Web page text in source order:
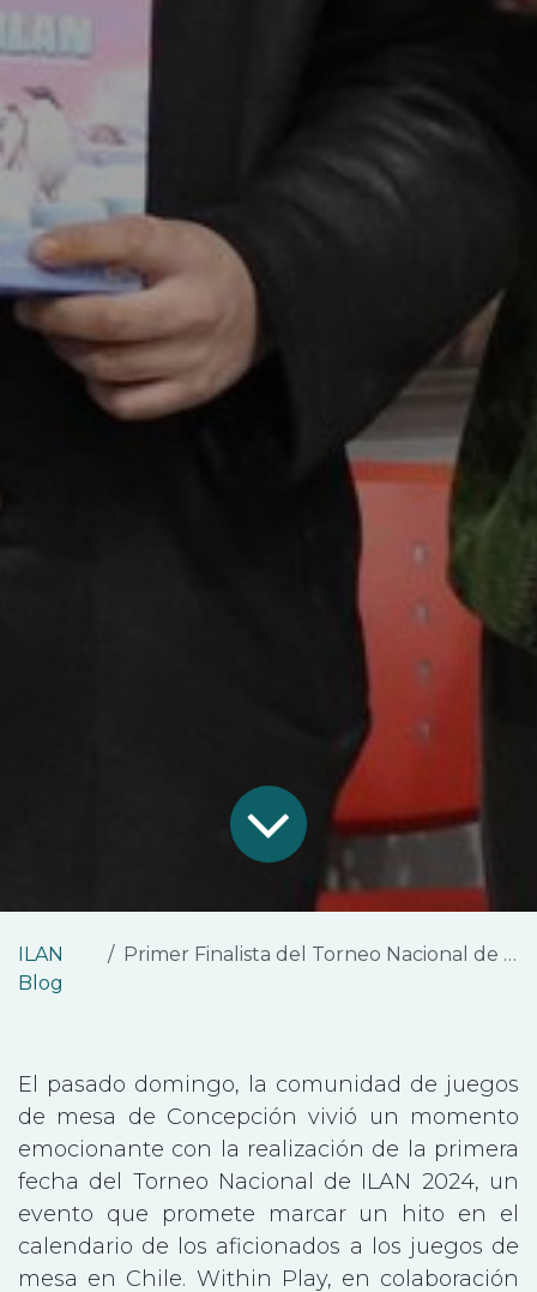
ILAN
Blog
Primer Finalista del Torneo Nacional de ILAN 2024
El pasado domingo, la comunidad de juegos
de mesa de Concepción vivió un momento
emocionante con la realización de la primera
fecha del Torneo Nacional de ILAN 2024, un
evento que promete marcar un hito en el
calendario de los aficionados a los juegos de
mesa en Chile. Within Play, en colaboración